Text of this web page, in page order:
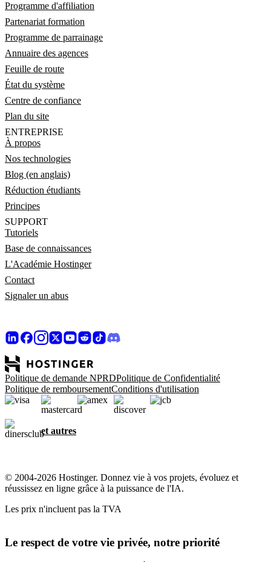
Programme d'affiliation
Partenariat formation
Programme de parrainage
Annuaire des agences
Feuille de route
État du système
Centre de confiance
Plan du site
ENTREPRISE
À propos
Nos technologies
Blog (en anglais)
Réduction étudiants
Principes
SUPPORT
Tutoriels
Base de connaissances
L'Académie Hostinger
Contact
Signaler un abus
Politique de demande NPRDPolitique de Confidentialité
Politique de remboursementConditions d'utilisation
et autres
© 2004-2026 Hostinger. Donnez vie à vos projets, évoluez et
réussissez en ligne grâce à la puissance de l'IA.
Les prix n'incluent pas la TVA
Le respect de votre vie privée, notre priorité